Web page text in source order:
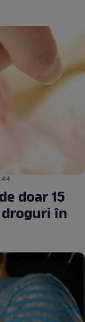
doar 15
în